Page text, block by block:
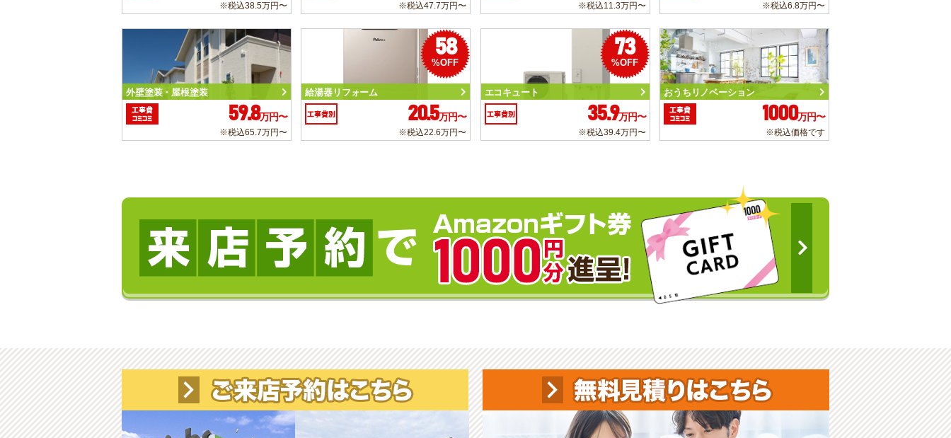
※税込38.5万円〜 ※税込47.7万円〜 ※税込11.3万円〜 ※税込6.8万円〜
外壁塗装・屋根塗装
工事費
コミコミ
59.8万円〜
※税込65.7万円〜
58
%OFF
給湯器リフォーム
工事費別 20.5万円〜
※税込22.6万円〜
73
%OFF
エコキュート
工事費別 35.9万円〜
※税込39.4万円〜
おうちリノベーション
工事費
コミコミ
1000万円〜
※税込価格です